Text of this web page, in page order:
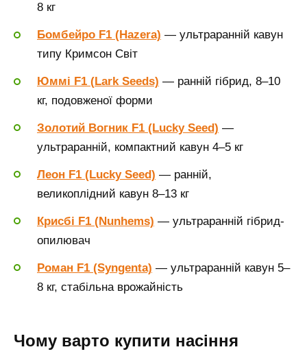
8 кг
Бомбейро F1 (Hazera) — ультраранній кавун
типу Кримсон Світ
Юммі F1 (Lark Seeds) — ранній гібрид, 8–10
кг, подовженої форми
Золотий Вогник F1 (Lucky Seed) —
ультраранній, компактний кавун 4–5 кг
Леон F1 (Lucky Seed) — ранній,
великоплідний кавун 8–13 кг
Крисбі F1 (Nunhems) — ультраранній гібрид-
опилювач
Роман F1 (Syngenta) — ультраранній кавун 5–
8 кг, стабільна врожайність
Чому варто купити насіння